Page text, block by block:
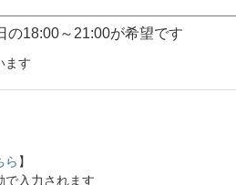
の18:00～21:00が希望です
ます
ら 】
入力されます